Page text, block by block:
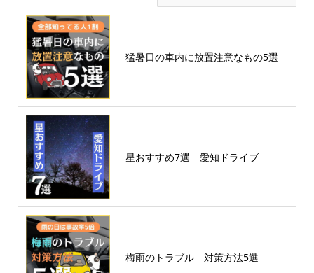
猛暑日の車内に放置注意なもの5選
星おすすめ7選 愛知ドライブ
梅雨のトラブル 対策方法5選